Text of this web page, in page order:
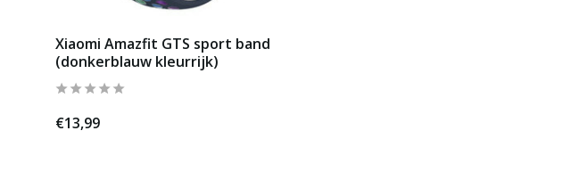
Xiaomi Amazfit GTS sport band
(donkerblauw kleurrijk)
€13,99